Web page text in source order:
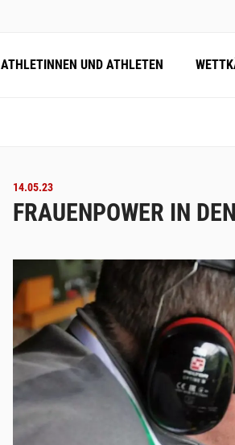
ATHLETINNEN UND ATHLETEN
14.05.23
FRAUENPOWER IN